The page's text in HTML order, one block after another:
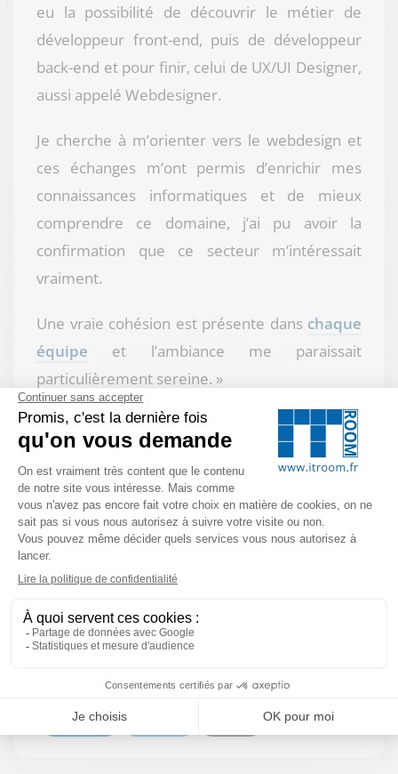
eu la possibilité de découvrir le métier de
développeur front-end, puis de développeur
back-end et pour finir, celui de UX/UI Designer,
aussi appelé Webdesigner.
Je cherche à m’orienter vers le webdesign et
ces échanges m’ont permis d’enrichir mes
connaissances informatiques et de mieux
comprendre ce domaine, j’ai pu avoir la
confirmation que ce secteur m’intéressait
vraiment.
Une vraie cohésion est présente dans chaque
équipe et l’ambiance me paraissait
particulièrement sereine. »
RÉDIGÉ PAR
Rédacteur chez IT-Room, agence web à Lille spécialisée
Partager cet article
LinkedIn